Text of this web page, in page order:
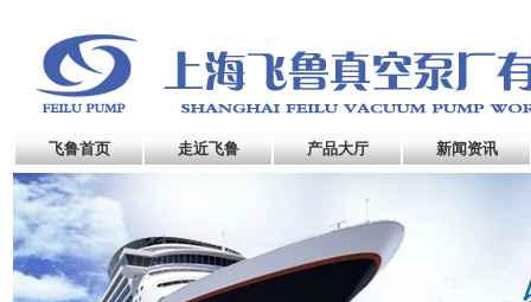
飞鲁首页 走近飞鲁 产品大厅 新闻资讯